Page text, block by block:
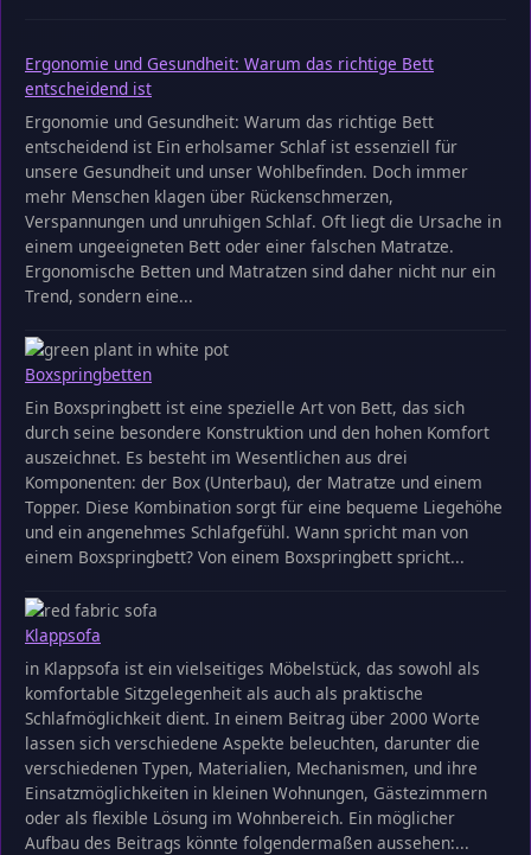
Ergonomie und Gesundheit: Warum das richtige Bett
entscheidend ist
Ergonomie und Gesundheit: Warum das richtige Bett
entscheidend ist Ein erholsamer Schlaf ist essenziell für
unsere Gesundheit und unser Wohlbefinden. Doch immer
mehr Menschen klagen über Rückenschmerzen,
Verspannungen und unruhigen Schlaf. Oft liegt die Ursache in
einem ungeeigneten Bett oder einer falschen Matratze.
Ergonomische Betten und Matratzen sind daher nicht nur ein
Trend, sondern eine...
Boxspringbetten
Ein Boxspringbett ist eine spezielle Art von Bett, das sich
durch seine besondere Konstruktion und den hohen Komfort
auszeichnet. Es besteht im Wesentlichen aus drei
Komponenten: der Box (Unterbau), der Matratze und einem
Topper. Diese Kombination sorgt für eine bequeme Liegehöhe
und ein angenehmes Schlafgefühl. Wann spricht man von
einem Boxspringbett? Von einem Boxspringbett spricht...
Klappsofa
in Klappsofa ist ein vielseitiges Möbelstück, das sowohl als
komfortable Sitzgelegenheit als auch als praktische
Schlafmöglichkeit dient. In einem Beitrag über 2000 Worte
lassen sich verschiedene Aspekte beleuchten, darunter die
verschiedenen Typen, Materialien, Mechanismen, und ihre
Einsatzmöglichkeiten in kleinen Wohnungen, Gästezimmern
oder als flexible Lösung im Wohnbereich. Ein möglicher
Aufbau des Beitrags könnte folgendermaßen aussehen:...